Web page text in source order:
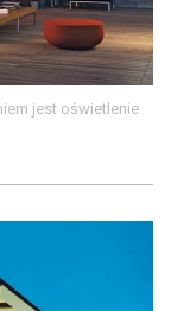
jest oświetlenie